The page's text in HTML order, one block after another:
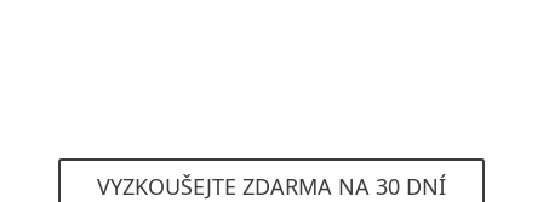
VYZKOUŠEJTE ZDARMA NA 30 DNÍ